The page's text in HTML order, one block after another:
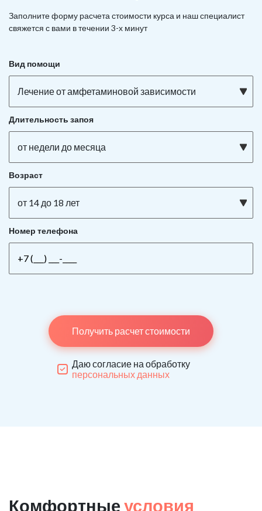
Заполните форму расчета стоимости курса и наш специалист
свяжется с вами в течении 3-х минут
Вид помощи
Лечение от амфетаминовой зависимости
Длительность запоя
от недели до месяца
Возраст
от 14 до 18 лет
Номер телефона
Получить расчет стоимости
Даю согласие на обработку
персональных данных
Комфортные условия